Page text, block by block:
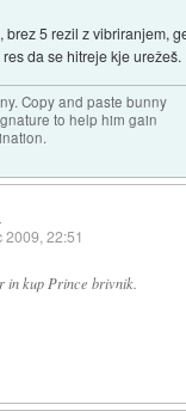
brez 5 rezil z vibriranjem,
da se hitreje kje urežeš.
Copy and paste bunny
to help him gain
2009, 22:51
in kup Prince brivnik.